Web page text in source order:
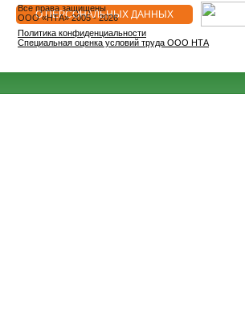
О ПЕРСОНАЛЬНЫХ ДАННЫХ
Все права защищены
OOO «НТА» 2005 - 2026
Политика конфиденциальности
Специальная оценка условий труда ООО НТА